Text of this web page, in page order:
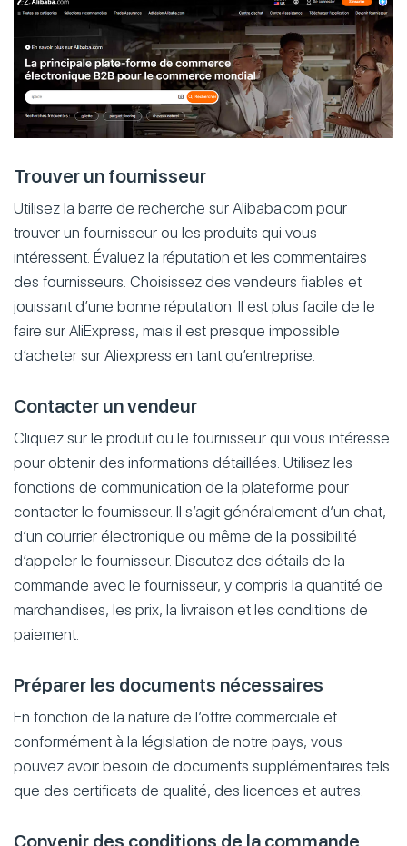
Trouver un fournisseur
Utilisez la barre de recherche sur Alibaba.com pour
trouver un fournisseur ou les produits qui vous
intéressent. Évaluez la réputation et les commentaires
des fournisseurs. Choisissez des vendeurs fiables et
jouissant d’une bonne réputation. Il est plus facile de le
faire sur AliExpress, mais il est presque impossible
d’acheter sur Aliexpress en tant qu’entreprise.
Contacter un vendeur
Cliquez sur le produit ou le fournisseur qui vous intéresse
pour obtenir des informations détaillées. Utilisez les
fonctions de communication de la plateforme pour
contacter le fournisseur. Il s’agit généralement d’un chat,
d’un courrier électronique ou même de la possibilité
d’appeler le fournisseur. Discutez des détails de la
commande avec le fournisseur, y compris la quantité de
marchandises, les prix, la livraison et les conditions de
paiement.
Préparer les documents nécessaires
En fonction de la nature de l’offre commerciale et
conformément à la législation de notre pays, vous
pouvez avoir besoin de documents supplémentaires tels
que des certificats de qualité, des licences et autres.